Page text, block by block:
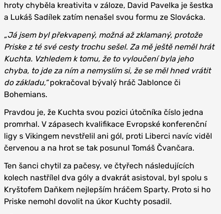
hroty chyběla kreativita v záloze, David Pavelka je šestka
a Lukáš Sadílek zatím nenašel svou formu ze Slovácka.
„Já jsem byl překvapený, možná až zklamaný, protože
Priske z té své cesty trochu sešel. Za mě ještě neměl hrát
Kuchta. Vzhledem k tomu, že to vyloučení byla jeho
chyba, to jde za ním a nemyslím si, že se měl hned vrátit
do základu,“pokračoval bývalý hráč Jablonce či
Bohemians.
Pravdou je, že Kuchta svou pozici útočníka číslo jedna
promrhal. V zápasech kvalifikace Evropské konferenční
ligy s Vikingem nevstřelil ani gól, proti Liberci navíc viděl
červenou a na hrot se tak posunul Tomáš Čvančara.
Ten šanci chytil za pačesy, ve čtyřech následujících
kolech nastřílel dva góly a dvakrát asistoval, byl spolu s
Kryštofem Daňkem nejlepším hráčem Sparty. Proto si ho
Priske nemohl dovolit na úkor Kuchty posadil.